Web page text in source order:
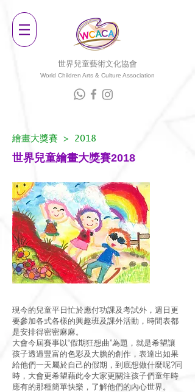
世界兒童藝術文化協會
World Children Arts & Culture Association
繪畫大獎賽 > 2018
世界兒童繪畫大獎賽2018
現今的兒童平日忙於應付功課及考試外，週日更
要參加各式各樣的興趣班及課外活動，時間表都
是安排得密密麻麻。
大會今屆賽事以“假期狂想曲”為題，就是希望讓
孩子透過豐富的色彩及大膽的創作，表達出如果
給他們一天屬於自己的假期，到底想做什麼呢?同
時，大會更希望藉此令大家更關注孩子們童年時
應有的那種簡單快樂，了解他們的內心世界。